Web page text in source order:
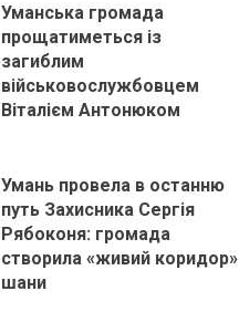
Уманська громада
прощатиметься із
загиблим
військовослужбовцем
Віталієм Антонюком
Умань провела в останню
путь Захисника Сергія
Рябоконя: громада
створила «живий коридор»
шани